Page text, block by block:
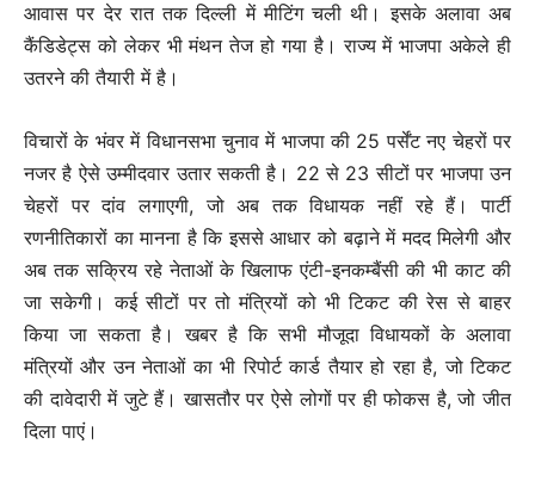
आवास पर देर रात तक दिल्ली में मीटिंग चली थी। इसके अलावा अब
कैंडिडेट्स को लेकर भी मंथन तेज हो गया है। राज्य में भाजपा अकेले ही
उतरने की तैयारी में है।
विचारों के भंवर में विधानसभा चुनाव में भाजपा की 25 पर्सेंट नए चेहरों पर
नजर है ऐसे उम्‍मीदवार उतार सकती है। 22 से 23 सीटों पर भाजपा उन
चेहरों पर दांव लगाएगी, जो अब तक विधायक नहीं रहे हैं। पार्टी
रणनीतिकारों का मानना है कि इससे आधार को बढ़ाने में मदद मिलेगी और
अब तक सक्रिय रहे नेताओं के खिलाफ एंटी-इनकम्बैंसी की भी काट की
जा सकेगी। कई सीटों पर तो मंत्रियों को भी टिकट की रेस से बाहर
किया जा सकता है। खबर है कि सभी मौजूदा विधायकों के अलावा
मंत्रियों और उन नेताओं का भी रिपोर्ट कार्ड तैयार हो रहा है, जो टिकट
की दावेदारी में जुटे हैं। खासतौर पर ऐसे लोगों पर ही फोकस है, जो जीत
दिला पाएं।